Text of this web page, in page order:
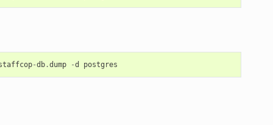
-db.dump -d postgres